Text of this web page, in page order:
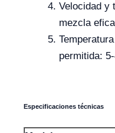
Velocidad y
mezcla
permitida:
Especificaciones técnicas